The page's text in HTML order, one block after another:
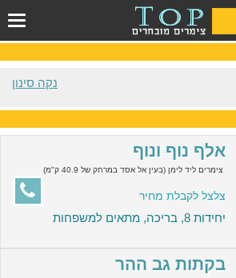
נקה סינון
אלף נוף ונוף
צימרים ליד לימן (בעין אל אסד במרחק של 40.9 ק"מ)
צלצל לקבלת מחיר
יחידות 8, בריכה, מתאים למשפחות
בקתות גב ההר